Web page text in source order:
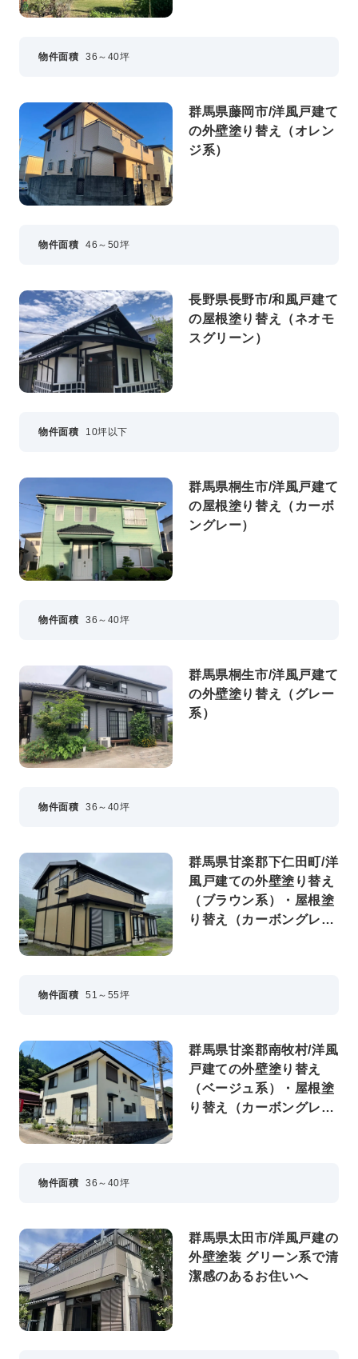
物件面積 36～40坪
群馬県藤岡市/洋風戸建て
の外壁塗り替え（オレン
ジ系）
物件面積 46～50坪
長野県長野市/和風戸建て
の屋根塗り替え（ネオモ
スグリーン）
物件面積 10坪以下
群馬県桐生市/洋風戸建て
の屋根塗り替え（カーボ
ングレー）
物件面積 36～40坪
群馬県桐生市/洋風戸建て
の外壁塗り替え（グレー
系）
物件面積 36～40坪
群馬県甘楽郡下仁田町/洋
風戸建ての外壁塗り替え
（ブラウン系）・屋根塗
り替え（カーボングレ
物件面積 51～55坪
群馬県甘楽郡南牧村/洋風
戸建ての外壁塗り替え
（ベージュ系）・屋根塗
り替え（カーボングレ
物件面積 36～40坪
群馬県太田市/洋風戸建の
外壁塗装 グリーン系で清
潔感のあるお住いへ